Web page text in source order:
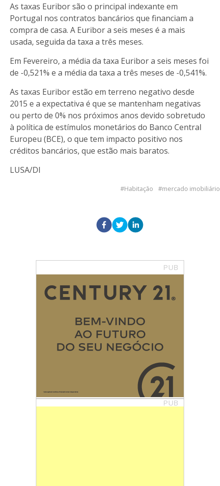
As taxas Euribor são o principal indexante em
Portugal nos contratos bancários que financiam a
compra de casa. A Euribor a seis meses é a mais
usada, seguida da taxa a três meses.
Em Fevereiro, a média da taxa Euribor a seis meses foi
de -0,521% e a média da taxa a três meses de -0,541%.
As taxas Euribor estão em terreno negativo desde
2015 e a expectativa é que se mantenham negativas
ou perto de 0% nos próximos anos devido sobretudo
à política de estímulos monetários do Banco Central
Europeu (BCE), o que tem impacto positivo nos
créditos bancários, que estão mais baratos.
LUSA/DI
Habitação mercado imobiliário
PUB
PUB